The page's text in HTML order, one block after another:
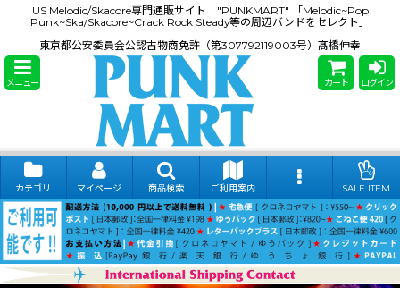
US Melodic/Skacore専門通販サイト "PUNKMART" 「Melodic~Pop
Punk~Ska/Skacore~Crack Rock Steady等の周辺バンドをセレクト」
東京都公安委員会公認古物商免許（第307792119003号）髙橋伸幸
メニュー カート ログイン
カテゴリ マイページ 商品検索 ご利用案内 SALE ITEM